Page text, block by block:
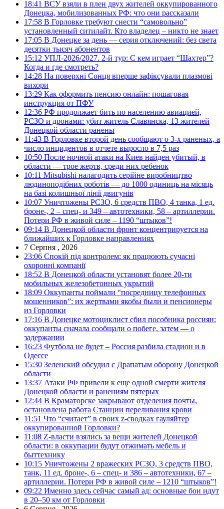
18:41 ВСУ взяли в плен двух жителей оккупированного
Донецка, мобилизованных РФ: что они рассказали
17:58 В Горловке требуют снести “самовольно”
установленный ситилайт. Кто владелец – никто не знает
17:05 В Донецке за день — серия отключений: без света
десятки тысяч абонентов
15:12 УПЛ-2026/2027. 2-й тур: С кем играет “Шахтер”?
Когда и где смотреть?
14:28 На поверхні Сонця вперше зафіксували плазмові
вихори
13:29 Как оформить пенсию онлайн: пошаговая
инструкция от ПФУ
12:36 РФ продолжает бить по населению авиацией,
РСЗО и дронами: убит житель Славянска, 13 жителей
Донецкой области ранены
11:43 В Горловке второй день сообщают о 3-х раненых, а
число инцидентов в отчете выросло в 7,5 раз
10:50 После ночной атаки на Киев найден убитый, в
области — трое жертв, среди них ребенок
10:11 Mitsubishi налагодить серійне виробництво
людиноподібних роботів — до 1000 одиниць на місяць
на базі колишньої лінії двигунів
10:07 Уничтожены РСЗО, 6 средств ПВО, 4 танка, 1 ед.
броне-, 2 – спец- и 349 – автотехники, 58 – артиллерии.
Потери РФ в живой силе – 1190 “штыков”!
09:14 В Донецкой области фронт концентрируется на
ближайших к Горловке направлениях
7 Серпня , 2026
23:06 Спокій під контролем: як працюють сучасні
охоронні компанії
18:52 В Донецкой области установят более 20-ти
мобильных железобетонных укрытий
18:09 Оккупанты поймали “посредницу телефонных
мошенников”: их жертвами якобы были и пенсионеры
из Горловки
17:16 В Донецке мотоциклист сбил пособника россиян:
оккупанты сначала сообщали о побеге, затем — о
задержании
16:23 Футбола не будет – Россия разбила стадион и в
Одессе
15:30 Зеленский обсудил с Драпатым оборону Донецкой
области
13:37 Атаки РФ привели к еще одной смерти жителя
Донецкой области и ранениям пятерых
12:44 В Краматорске закрывают отделения почты,
остановлена работа Станции переливания крови
11:51 Что “считает” в своих z-сводках гауляйтер
оккупированной Горловки?
11:08 Z-власти взялись за вещи жителей Донецкой
области: в оккупации будут отжимать мебель и
быттехнику
10:15 Уничтожены 2 вражеских РСЗО, 3 средств ПВО,
танк, 11 ед. броне-, 6 – спец- и 386 – автотехники, 67 –
артиллерии. Потери РФ в живой силе – 1210 “штыков”!
09:22 Именно здесь сейчас самый ад: основные бои идут
в 20–50 км от Горловки